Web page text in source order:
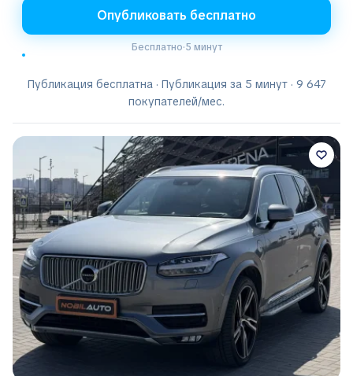
Опубликовать бесплатно
Бесплатно·5 минут
Публикация бесплатна · Публикация за 5 минут · 9 647
покупателей/мес.